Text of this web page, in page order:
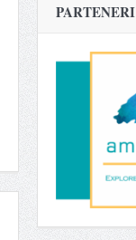
PARTENERI